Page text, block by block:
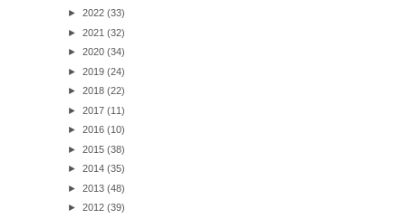
► 2022 (33)
► 2021 (32)
► 2020 (34)
► 2019 (24)
► 2018 (22)
► 2017 (11)
► 2016 (10)
► 2015 (38)
► 2014 (35)
► 2013 (48)
► 2012 (39)